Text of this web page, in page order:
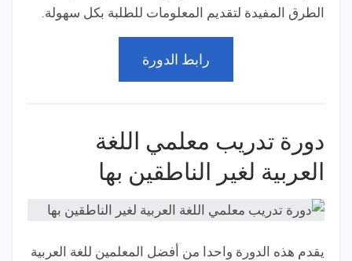
الطرق المفيدة لتقديم المعلومات للطلبة بكل سهولة.
رابط الدورة
دورة تدريب معلمي اللغة
العربية لغير الناطقين بها
يقدم هذه الدورة واحدا من أفضل المعلمين للغة العربية